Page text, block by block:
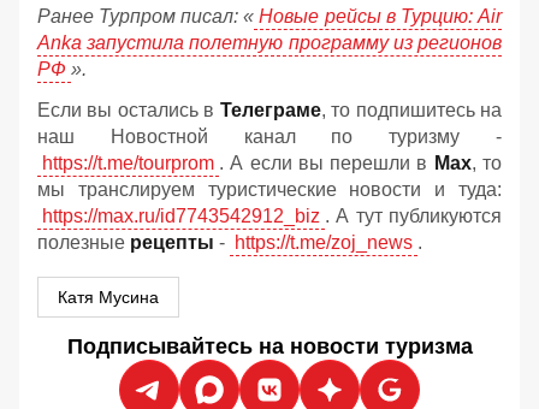
Ранее Турпром писал: « Новые рейсы в Турцию: Air
Anka запустила полетную программу из регионов
РФ ».
Если вы остались в Телеграме, то подпишитесь на
наш Новостной канал по туризму -
https://t.me/tourprom . А если вы перешли в Мах, то
мы транслируем туристические новости и туда:
https://max.ru/id7743542912_biz . А тут публикуются
полезные рецепты - https://t.me/zoj_news .
Катя Мусина
Подписывайтесь на новости туризма